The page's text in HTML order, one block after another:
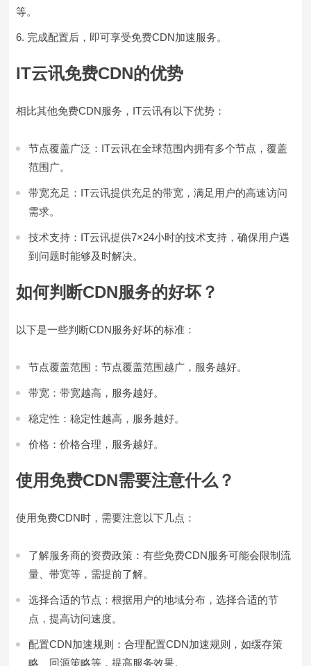
等。
完成配置后，即可享受免费CDN加速服务。
IT云讯免费CDN的优势
相比其他免费CDN服务，IT云讯有以下优势：
节点覆盖广泛：IT云讯在全球范围内拥有多个节点，覆盖
范围广。
带宽充足：IT云讯提供充足的带宽，满足用户的高速访问
需求。
技术支持：IT云讯提供7×24小时的技术支持，确保用户遇
到问题时能够及时解决。
如何判断CDN服务的好坏？
以下是一些判断CDN服务好坏的标准：
节点覆盖范围：节点覆盖范围越广，服务越好。
带宽：带宽越高，服务越好。
稳定性：稳定性越高，服务越好。
价格：价格合理，服务越好。
使用免费CDN需要注意什么？
使用免费CDN时，需要注意以下几点：
了解服务商的资费政策：有些免费CDN服务可能会限制流
量、带宽等，需提前了解。
选择合适的节点：根据用户的地域分布，选择合适的节
点，提高访问速度。
配置CDN加速规则：合理配置CDN加速规则，如缓存策
略、回源策略等，提高服务效果。